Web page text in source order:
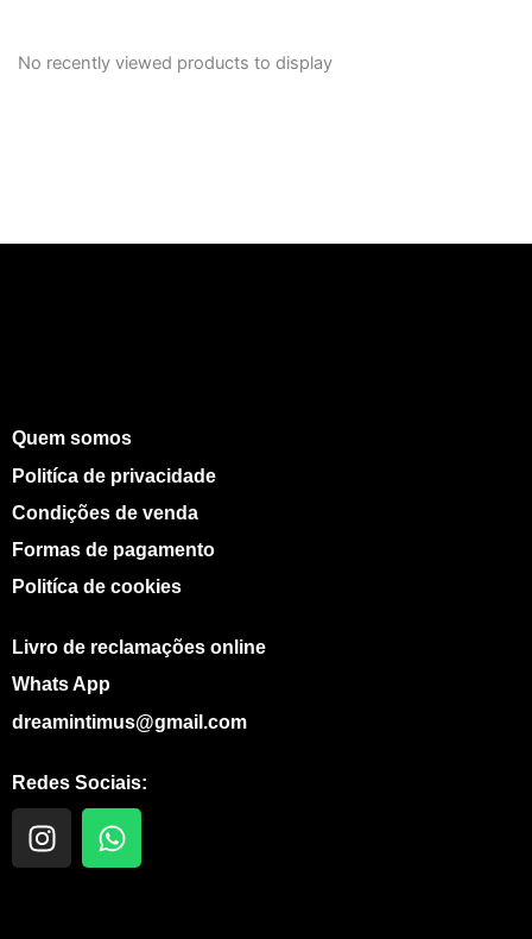
No recently viewed products to display
Quem somos
Politíca de privacidade
Condições de venda
Formas de pagamento
Politíca de cookies
Livro de reclamações online
Whats App
dreamintimus@gmail.com
Redes Sociais:
I
n
W
h